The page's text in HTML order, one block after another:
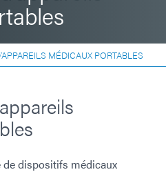
MÉDICAUX PORTABLES
dispositifs médicaux